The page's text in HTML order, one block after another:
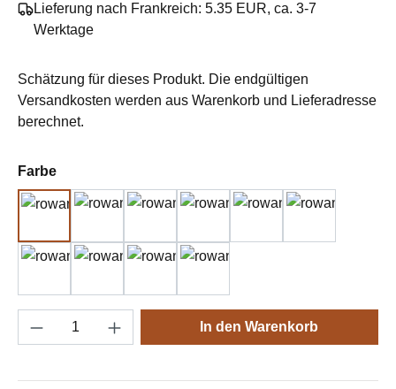
Lieferung nach Frankreich: 5.35 EUR, ca. 3-7
Werktage
Schätzung für dieses Produkt. Die endgültigen
Versandkosten werden aus Warenkorb und Lieferadresse
berechnet.
Farbeauswählen
Produkt Anzahl: Gib den gewünschten
In den Warenkorb